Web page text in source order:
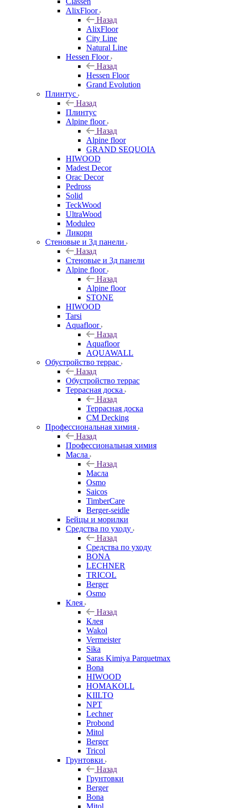
AlixFloor
Назад
AlixFloor
City Line
Natural Line
Hessen Floor
Назад
Hessen Floor
Grand Evolution
Плинтус
Назад
Плинтус
Alpine floor
Назад
Alpine floor
GRAND SEQUOIA
HIWOOD
Madest Decor
Orac Decor
Pedross
Solid
TeckWood
UltraWood
Moduleo
Ликорн
Стеновые и 3д панели
Назад
Стеновые и 3д панели
Alpine floor
Назад
Alpine floor
STONE
HIWOOD
Tarsi
Aquafloor
Назад
Aquafloor
AQUAWALL
Обустройство террас
Назад
Обустройство террас
Террасная доска
Назад
Террасная доска
CM Decking
Профессиональная химия
Назад
Профессиональная химия
Масла
Назад
Масла
Osmo
Saicos
TimberCare
Berger-seidle
Бейцы и морилки
Средства по уходу
Назад
Средства по уходу
BONA
LECHNER
TRICOL
Berger
Osmo
Клея
Назад
Клея
Wakol
Vermeister
Sika
Saras Kimiya Parquetmax
Bona
HIWOOD
HOMAKOLL
KIILTO
NPT
Lechner
Probond
Mitol
Berger
Tricol
Грунтовки
Назад
Грунтовки
Berger
Bona
Mitol